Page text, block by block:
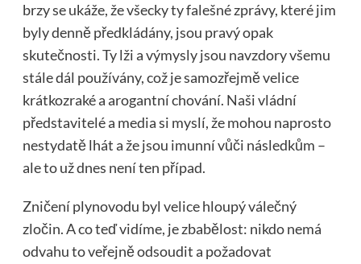
brzy se ukáže, že všecky ty falešné zprávy, které jim
byly denně předkládány, jsou pravý opak
skutečnosti. Ty lži a výmysly jsou navzdory všemu
stále dál používány, což je samozřejmě velice
krátkozraké a arogantní chování. Naši vládní
představitelé a media si myslí, že mohou naprosto
nestydatě lhát a že jsou imunní vůči následkům –
ale to už dnes není ten případ.
Zničení plynovodu byl velice hloupý válečný
zločin. A co teď vidíme, je zbabělost: nikdo nemá
odvahu to veřejně odsoudit a požadovat